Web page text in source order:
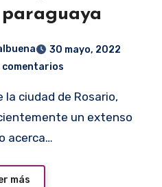
30 mayo, 2022
comentarios
un extenso
acerca…
más